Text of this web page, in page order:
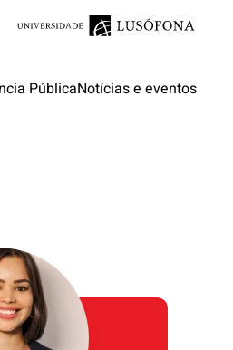
PúblicaNotícias e eventos